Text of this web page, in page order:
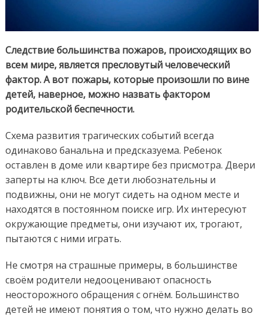
Следствие большинства пожаров, происходящих во
всем мире, является пресловутый человеческий
фактор. А вот пожары, которые произошли по вине
детей, наверное, можно назвать фактором
родительской беспечности.
Cхема развития трагических событий всегда
одинаково банальна и предсказуема. Ребенок
оставлен в доме или квартире без присмотра. Двери
заперты на ключ. Все дети любознательны и
подвижны, они не могут сидеть на одном месте и
находятся в постоянном поиске игр. Их интересуют
окружающие предметы, они изучают их, трогают,
пытаются с ними играть.
Не смотря на страшные примеры, в большинстве
своём родители недооценивают опасность
неосторожного обращения с огнём. Большинство
детей не имеют понятия о том, что нужно делать во